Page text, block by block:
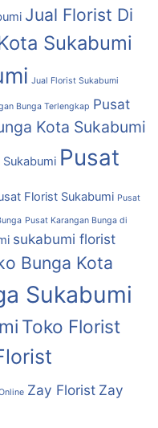
Jual Florist Di
Sukabumi
Jual Florist Sukabumi
Bunga Terlengkap Pusat
Kota Sukabumi
Pusat
Florist Sukabumi Pusat
Pusat Karangan Bunga di
sukabumi florist
Bunga Kota
Sukabumi
Toko Florist
Zay Florist Zay